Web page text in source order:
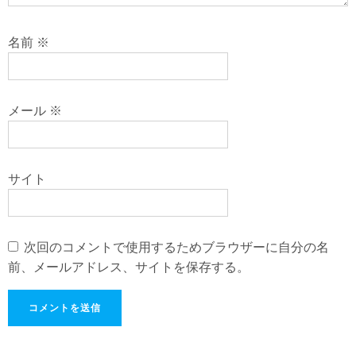
名前 ※
メール ※
サイト
次回のコメントで使用するためブラウザーに自分の名
前、メールアドレス、サイトを保存する。